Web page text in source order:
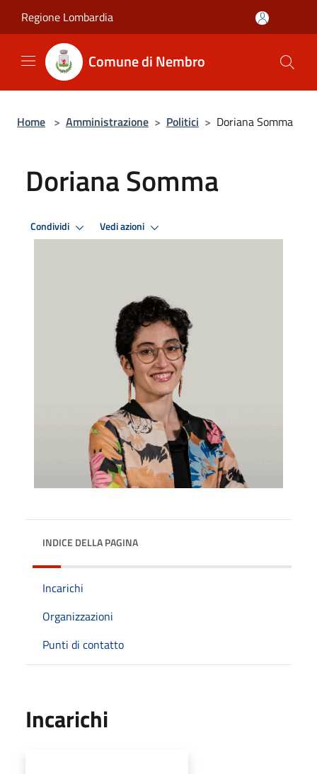
Regione Lombardia
Comune di Nembro
Home > Amministrazione > Politici > Doriana Somma
Doriana Somma
Condividi Vedi azioni
INDICE DELLA PAGINA
Incarichi
Organizzazioni
Punti di contatto
Incarichi